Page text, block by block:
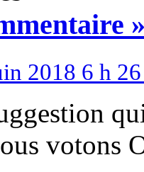
2018 6 h
votons